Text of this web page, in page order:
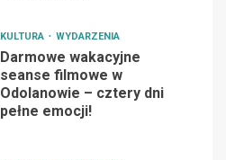
KULTURA WYDARZENIA
Darmowe wakacyjne
seanse filmowe w
Odolanowie – cztery dni
pełne emocji!